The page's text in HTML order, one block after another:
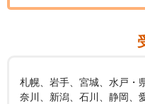
札幌、岩手、宮城、水戸・
奈川、新潟、石川、静岡、